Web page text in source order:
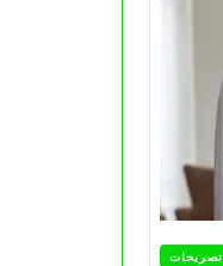
تصريحات